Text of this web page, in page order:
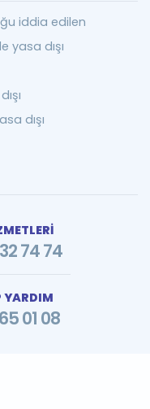
iddia edilen
yasa dışı
dışı
74 74
YARDIM
01 08